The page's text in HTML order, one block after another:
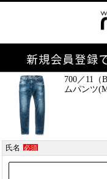
700／11（
ムパンツ
氏名 必須